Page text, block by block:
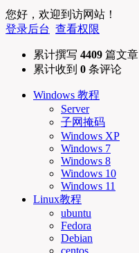
您好，欢迎到访网站！
登录后台 查看权限
累计撰写 4409 篇文章
累计收到 0 条评论
Windows 教程
Server
子网掩码
Windows XP
Windows 7
Windows 8
Windows 10
Windows 11
Linux教程
ubuntu
Fedora
Debian
centos